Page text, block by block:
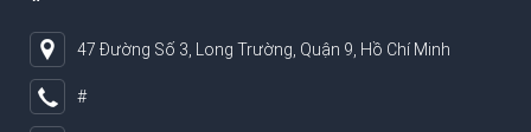
47 Đường Số 3, Long Trường, Quận 9, Hồ Chí Minh
#